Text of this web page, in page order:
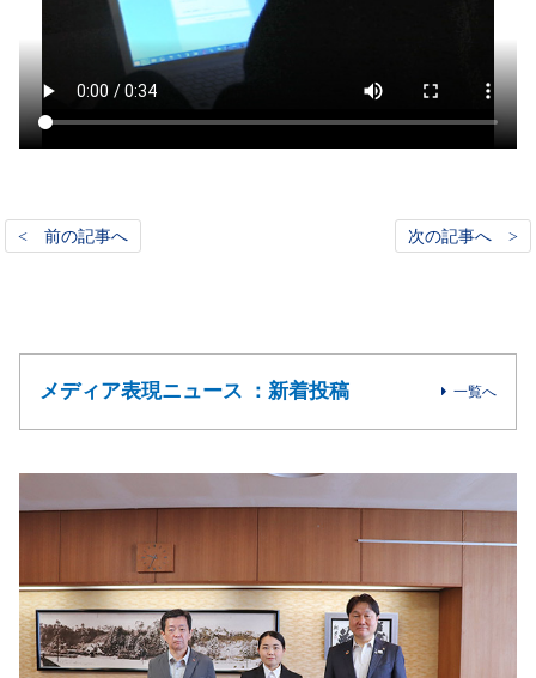
< 前の記事へ 次の記事へ >
メディア表現ニュース ：新着投稿 一覧へ